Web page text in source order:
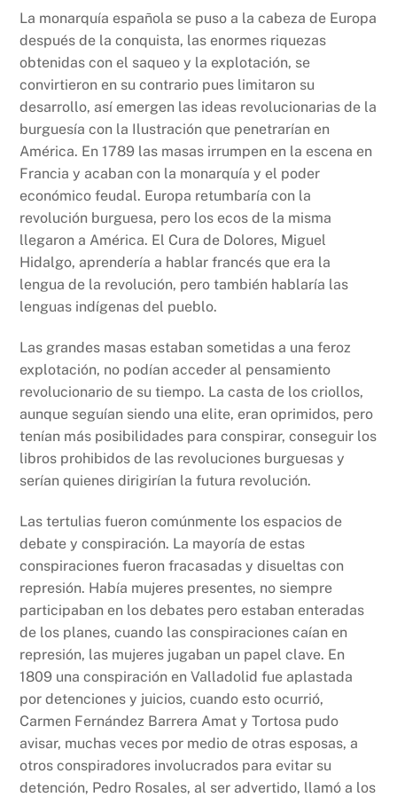
La monarquía española se puso a la cabeza de Europa
después de la conquista, las enormes riquezas
obtenidas con el saqueo y la explotación, se
convirtieron en su contrario pues limitaron su
desarrollo, así emergen las ideas revolucionarias de la
burguesía con la Ilustración que penetrarían en
América. En 1789 las masas irrumpen en la escena en
Francia y acaban con la monarquía y el poder
económico feudal. Europa retumbaría con la
revolución burguesa, pero los ecos de la misma
llegaron a América. El Cura de Dolores, Miguel
Hidalgo, aprendería a hablar francés que era la
lengua de la revolución, pero también hablaría las
lenguas indígenas del pueblo.
Las grandes masas estaban sometidas a una feroz
explotación, no podían acceder al pensamiento
revolucionario de su tiempo. La casta de los criollos,
aunque seguían siendo una elite, eran oprimidos, pero
tenían más posibilidades para conspirar, conseguir los
libros prohibidos de las revoluciones burguesas y
serían quienes dirigirían la futura revolución.
Las tertulias fueron comúnmente los espacios de
debate y conspiración. La mayoría de estas
conspiraciones fueron fracasadas y disueltas con
represión. Había mujeres presentes, no siempre
participaban en los debates pero estaban enteradas
de los planes, cuando las conspiraciones caían en
represión, las mujeres jugaban un papel clave. En
1809 una conspiración en Valladolid fue aplastada
por detenciones y juicios, cuando esto ocurrió,
Carmen Fernández Barrera Amat y Tortosa pudo
avisar, muchas veces por medio de otras esposas, a
otros conspiradores involucrados para evitar su
detención, Pedro Rosales, al ser advertido, llamó a los